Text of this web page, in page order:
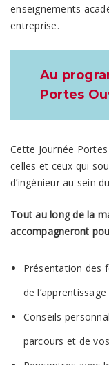
enseignements
entreprise.
Au
Portes
Cette Journée
celles et ceux qui
d’ingénieur au sein
Tout au long de la
accompagneront
Présentation des
de l’apprentissage
Conseils
parcours et de